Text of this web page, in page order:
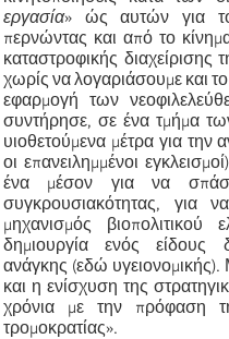
εργασία» ώς αυτών για
περνώντας και από το
καταστροφικής
χωρίς να λογαριάσουμε και
εφαρμογή των
συντήρησε, σε ένα τμήμα
υιοθετούμενα μέτρα για την
οι επανειλημμένοι
ένα μέσον για να
συγκρουσιακότητας, για
μηχανισμός
δημιουργία ενός είδους
ανάγκης (εδώ υγειονομικής).
και η ενίσχυση της
χρόνια με την πρόφαση
τρομοκρατίας».